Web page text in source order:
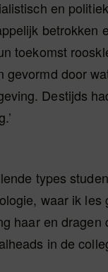
en
betrokken
toekomst
door
Destijds
types
waar ik
haar en dragen
in de